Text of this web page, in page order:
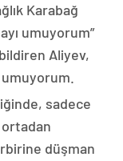
Karabağ
umuyorum”
bildiren Aliyev,
sadece
ortadan
düşman